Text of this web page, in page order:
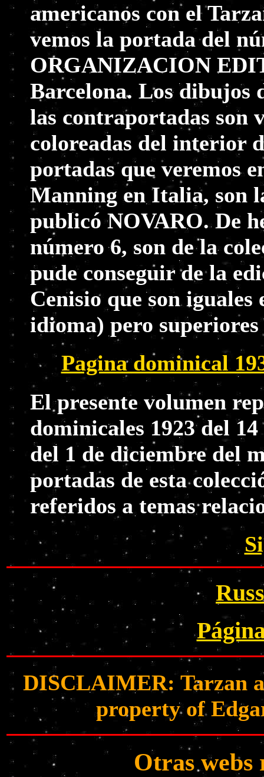
americanos con el
vemos la portada del
ORGANIZACION
Barcelona. Los dibujos
las contraportadas son
coloreadas del interior
portadas que veremos
Manning en Italia, son
publicó NOVARO. De
número 6, son de la
pude conseguir de la
Cenisio que son
idioma) pero
Pagina dominical
El presente volumen
dominicales 1923 del
del 1 de diciembre del
portadas de esta
referidos a temas
DISCLAIMER: Tarzan
property of
Otras webs